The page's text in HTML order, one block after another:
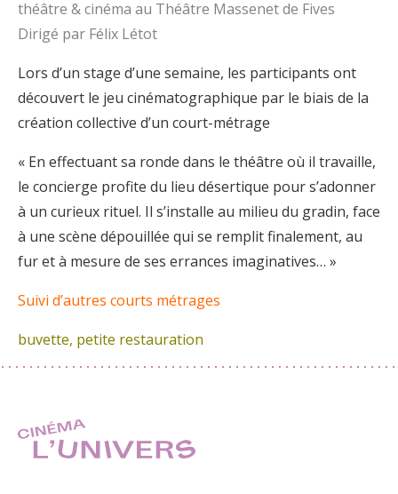
théâtre & cinéma au Théâtre Massenet de Fives
Dirigé par Félix Létot
Lors d’un stage d’une semaine, les participants ont
découvert le jeu cinématographique par le biais de la
création collective d’un court-métrage
« En effectuant sa ronde dans le théâtre où il travaille,
le concierge profite du lieu désertique pour s’adonner
à un curieux rituel. Il s’installe au milieu du gradin, face
à une scène dépouillée qui se remplit finalement, au
fur et à mesure de ses errances imaginatives… »
Suivi d’autres courts métrages
buvette, petite restauration